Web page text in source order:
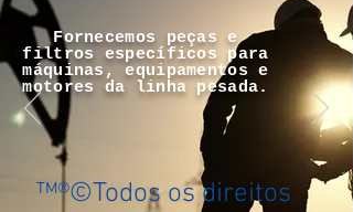
Fornecemos peças e
filtros específicos para
máquinas, equipamentos e
motores da linha pesada.
™®©Todos os direitos